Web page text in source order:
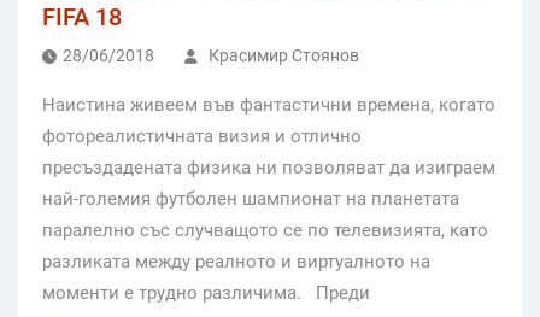
FIFA 18
28/06/2018 Красимир Стоянов
Наистина живеем във фантастични времена, когато
фотореалистичната визия и отлично
пресъздадената физика ни позволяват да изиграем
най-големия футболен шампионат на планетата
паралелно със случващото се по телевизията, като
разликата между реалното и виртуалното на
моменти е трудно различима. Преди